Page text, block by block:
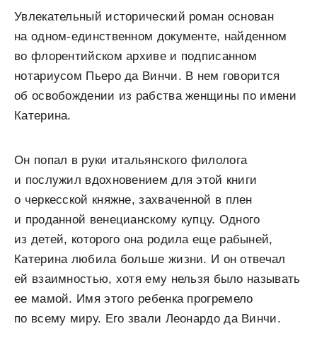
Увлекательный исторический роман основан
на одном-единственном документе, найденном
во флорентийском архиве и подписанном
нотариусом Пьеро да Винчи. В нем говорится
об освобождении из рабства женщины по имени
Катерина.
Он попал в руки итальянского филолога
и послужил вдохновением для этой книги
о черкесской княжне, захваченной в плен
и проданной венецианскому купцу. Одного
из детей, которого она родила еще рабыней,
Катерина любила больше жизни. И он отвечал
ей взаимностью, хотя ему нельзя было называть
ее мамой. Имя этого ребенка прогремело
по всему миру. Его звали Леонардо да Винчи.